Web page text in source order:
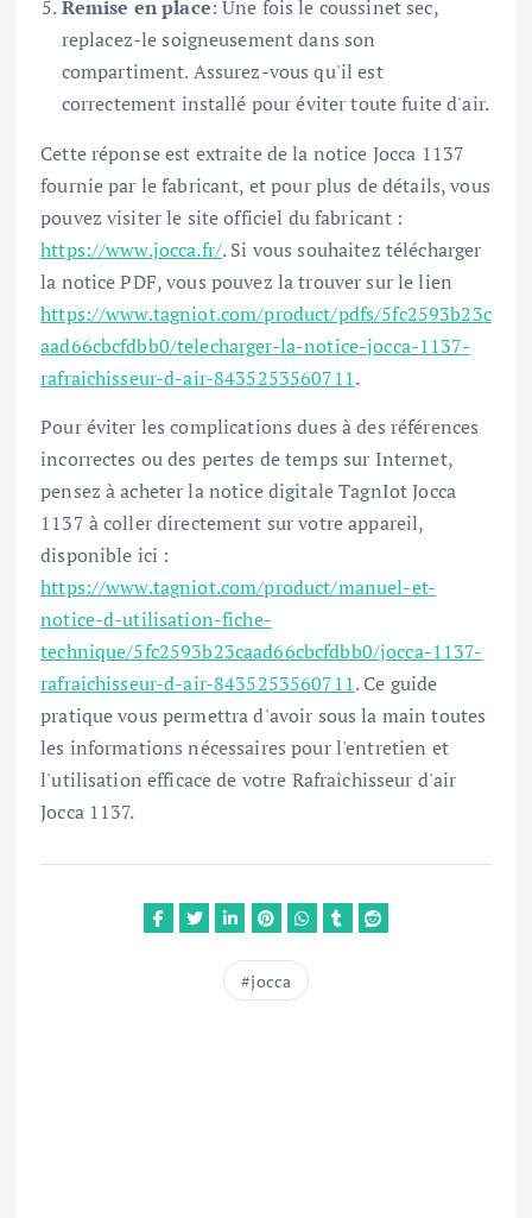
Remise en place: Une fois le coussinet sec,
replacez-le soigneusement dans son
compartiment. Assurez-vous qu'il est
correctement installé pour éviter toute fuite d'air.
Cette réponse est extraite de la notice Jocca 1137
fournie par le fabricant, et pour plus de détails, vous
pouvez visiter le site officiel du fabricant :
https://www.jocca.fr/. Si vous souhaitez télécharger
la notice PDF, vous pouvez la trouver sur le lien
https://www.tagniot.com/product/pdfs/5fc2593b23c
aad66cbcfdbb0/telecharger-la-notice-jocca-1137-
rafraichisseur-d-air-8435253560711.
Pour éviter les complications dues à des références
incorrectes ou des pertes de temps sur Internet,
pensez à acheter la notice digitale TagnIot Jocca
1137 à coller directement sur votre appareil,
disponible ici :
https://www.tagniot.com/product/manuel-et-
notice-d-utilisation-fiche-
technique/5fc2593b23caad66cbcfdbb0/jocca-1137-
rafraichisseur-d-air-8435253560711. Ce guide
pratique vous permettra d'avoir sous la main toutes
les informations nécessaires pour l'entretien et
l'utilisation efficace de votre Rafraîchisseur d'air
Jocca 1137.
jocca